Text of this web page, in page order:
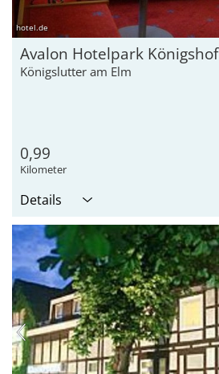
hotel.de
Avalon Hotelpark Königshof
Königslutter am Elm
0,99
Kilometer
Details